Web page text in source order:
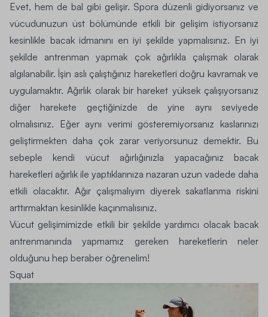
Evet, hem de bal gibi gelişir. Spora düzenli gidiyorsanız ve
vücudunuzun üst bölümünde etkili bir gelişim istiyorsanız
kesinlikle bacak idmanını en iyi şekilde yapmalısınız. En iyi
şekilde antrenman yapmak çok ağırlıkla çalışmak olarak
algılanabilir. İşin aslı çalıştığınız hareketleri doğru kavramak ve
uygulamaktır. Ağırlık olarak bir hareket yüksek çalışıyorsanız
diğer harekete geçtiğinizde de yine aynı seviyede
olmalısınız. Eğer aynı verimi gösteremiyorsanız kaslarınızı
geliştirmekten daha çok zarar veriyorsunuz demektir. Bu
sebeple kendi vücut ağırlığınızla yapacağınız bacak
hareketleri ağırlık ile yaptıklarınıza nazaran uzun vadede daha
etkili olacaktır. Ağır çalışmalıyım diyerek sakatlanma riskini
arttırmaktan kesinlikle kaçınmalısınız.
Vücut gelişimimizde etkili bir şekilde yardımcı olacak bacak
antrenmanında yapmamız gereken hareketlerin neler
olduğunu hep beraber öğrenelim!
Squat